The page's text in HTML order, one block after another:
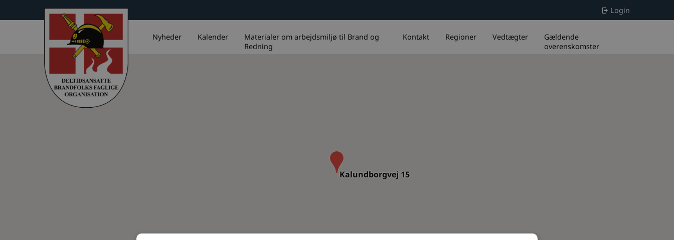
Login
Nyheder Kalender
Materialer om arbejdsmiljø til Brand og
Redning
Kontakt Regioner Vedtægter
Gældende
overenskomster
Kalundborgvej 15